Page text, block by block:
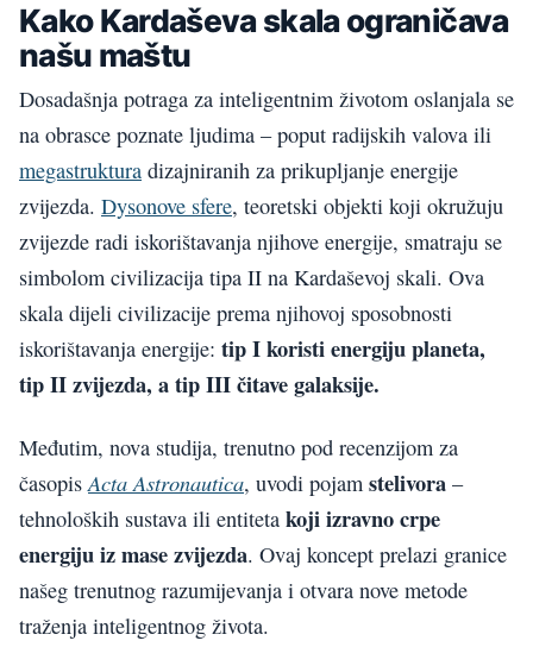
Kako Kardaševa skala ograničava
našu maštu
Dosadašnja potraga za inteligentnim životom oslanjala se
na obrasce poznate ljudima – poput radijskih valova ili
megastruktura dizajniranih za prikupljanje energije
zvijezda. Dysonove sfere, teoretski objekti koji okružuju
zvijezde radi iskorištavanja njihove energije, smatraju se
simbolom civilizacija tipa II na Kardaševoj skali. Ova
skala dijeli civilizacije prema njihovoj sposobnosti
iskorištavanja energije: tip I koristi energiju planeta,
tip II zvijezda, a tip III čitave galaksije.
Međutim, nova studija, trenutno pod recenzijom za
časopisActa Astronautica, uvodi pojam stelivora –
tehnoloških sustava ili entiteta koji izravno crpe
energiju iz mase zvijezda. Ovaj koncept prelazi granice
našeg trenutnog razumijevanja i otvara nove metode
traženja inteligentnog života.